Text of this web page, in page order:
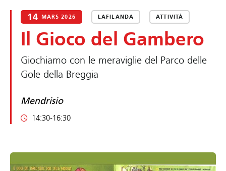
14 MARS 2026 LAFILANDA ATTIVITÀ
Il Gioco del Gambero
Giochiamo con le meraviglie del Parco delle
Gole della Breggia
Mendrisio
14:30-16:30